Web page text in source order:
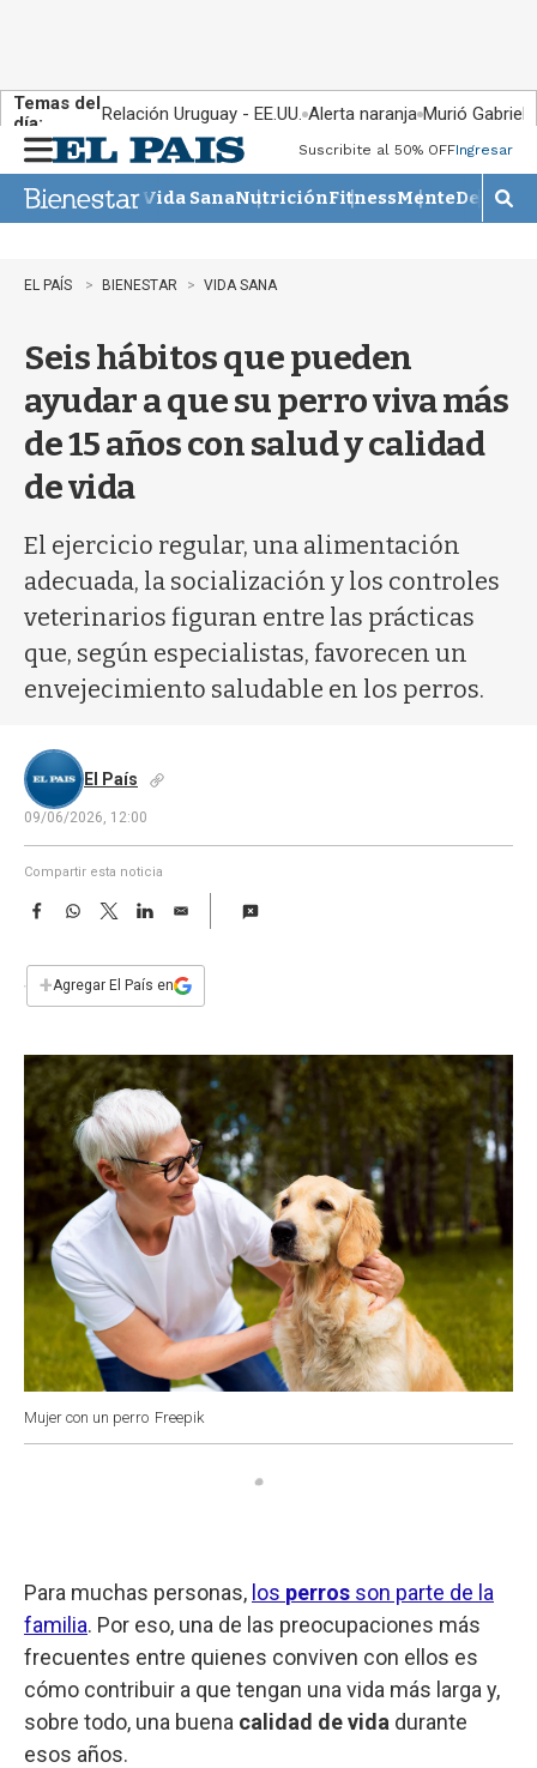
Temas del
día:
Relación Uruguay - EE.UU. Alerta naranja Murió Gabriel
n
u
Suscribite al 50% OFFIngresar
Vida SanaNutriciónFitnessMente
M
o
�
EL PAÍS BIENESTAR VIDA SANA
Seis hábitos que pueden
ayudar a que su perro viva más
de 15 años con salud y calidad
de vida
El ejercicio regular, una alimentación
adecuada, la socialización y los controles
veterinarios figuran entre las prácticas
que, según especialistas, favorecen un
envejecimiento saludable en los perros.
El País
09/06/2026, 12:00
Compartir esta noticia
F
e
b
k
W
s
p
T
w
t
L
n
E
i
l
+Agregar El País en
Mujer con un perro Freepik
Para muchas personas, los perros son parte de la
familia. Por eso, una de las preocupaciones más
frecuentes entre quienes conviven con ellos es
cómo contribuir a que tengan una vida más larga y,
sobre todo, una buena calidad de vida durante
esos años.